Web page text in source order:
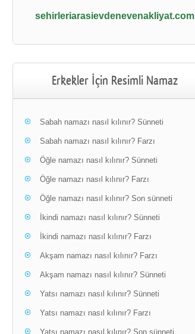
sehirleriarasievdenevenakliyat.com
Erkekler İçin Resimli Namaz
Sabah namazı nasıl kılınır? Sünneti
Sabah namazı nasıl kılınır? Farzı
Öğle namazı nasıl kılınır? Sünneti
Öğle namazı nasıl kılınır? Farzı
Öğle namazı nasıl kılınır? Son sünneti
İkindi namazı nasıl kılınır? Sünneti
İkindi namazı nasıl kılınır? Farzı
Akşam namazı nasıl kılınır? Farzı
Akşam namazı nasıl kılınır? Sünneti
Yatsı namazı nasıl kılınır? Sünneti
Yatsı namazı nasıl kılınır? Farzı
Yatsı namazı nasıl kılınır? Son sünneti